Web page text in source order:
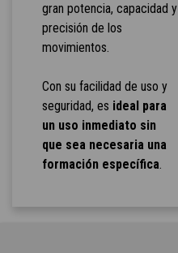
gran potencia, capacidad y
precisión de los
movimientos.
Con su facilidad de uso y
seguridad, es ideal para
un uso inmediato sin
que sea necesaria una
formación específica.